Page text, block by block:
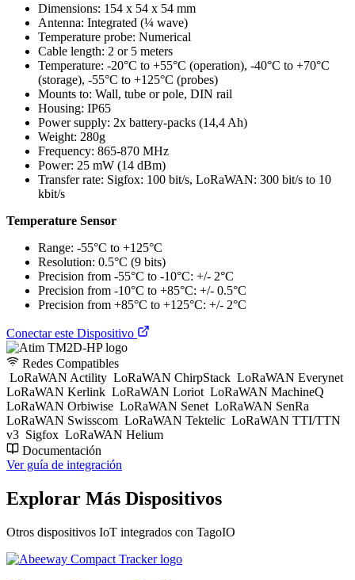
Dimensions: 154 x 54 x 54 mm
Antenna: Integrated (¼ wave)
Temperature probe: Numerical
Cable length: 2 or 5 meters
Temperature: -20°C to +55°C (operation), -40°C to +70°C
(storage), -55°C to +125°C (probes)
Mounts to: Wall, tube or pole, DIN rail
Housing: IP65
Power supply: 2x battery-packs (14,4 Ah)
Weight: 280g
Frequency: 865-870 MHz
Power: 25 mW (14 dBm)
Transfer rate: Sigfox: 100 bit/s, LoRaWAN: 300 bit/s to 10
kbit/s
Temperature Sensor
Range: -55°C to +125°C
Resolution: 0.5°C (9 bits)
Precision from -55°C to -10°C: +/- 2°C
Precision from -10°C to +85°C: +/- 0.5°C
Precision from +85°C to +125°C: +/- 2°C
Conectar este Dispositivo
Redes Compatibles
LoRaWAN Actility LoRaWAN ChirpStack LoRaWAN Everynet
LoRaWAN Kerlink LoRaWAN Loriot LoRaWAN MachineQ
LoRaWAN Orbiwise LoRaWAN Senet LoRaWAN SenRa
LoRaWAN Swisscom LoRaWAN Tektelic LoRaWAN TTI/TTN
v3 Sigfox LoRaWAN Helium
Documentación
Ver guía de integración
Explorar Más Dispositivos
Otros dispositivos IoT integrados con TagoIO